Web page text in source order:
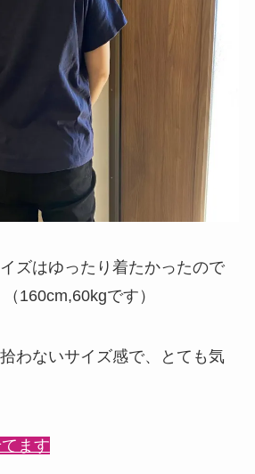
ズはゆったり着たかったので
160cm,60kgです）
わないサイズ感で、とても気
ます